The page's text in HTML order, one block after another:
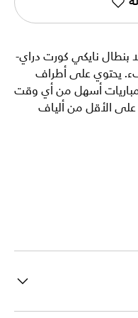
بنطال نايكي كورت دراي-
يحتوي على أطراف
أسهل من أي وقت
المنتج مصنوع من 75% على الأقل من ألياف